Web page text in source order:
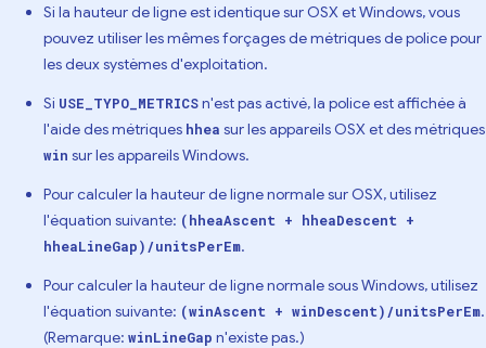
Si la hauteur de ligne est identique sur OSX et Windows, vous
pouvez utiliser les mêmes forçages de métriques de police pour
les deux systèmes d'exploitation.
Si USE_TYPO_METRICSn'est pas activé, la police est affichée à
l'aide des métriques hhea sur les appareils OSX et des métriques
win sur les appareils Windows.
Pour calculer la hauteur de ligne normale sur OSX, utilisez
l'équation suivante: (hheaAscent + hheaDescent +
hheaLineGap)/unitsPerEm.
Pour calculer la hauteur de ligne normale sous Windows, utilisez
l'équation suivante: (winAscent + winDescent)/unitsPerEm.
(Remarque: winLineGap n'existe pas.)